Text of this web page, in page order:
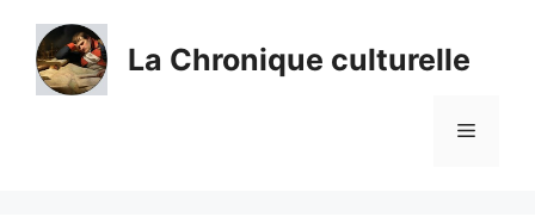
contenu
La Chronique culturelle
Menu